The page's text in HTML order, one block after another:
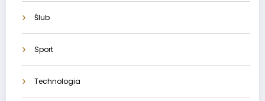
Ślub
Sport
Technologia